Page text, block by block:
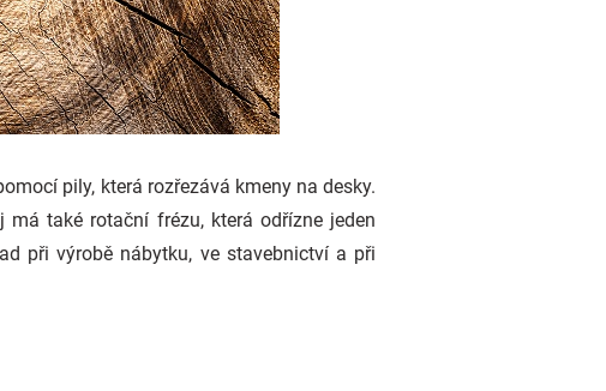
pily, která rozřezává kmeny na desky.
také rotační frézu, která odřízne jeden
při výrobě nábytku, ve stavebnictví a při